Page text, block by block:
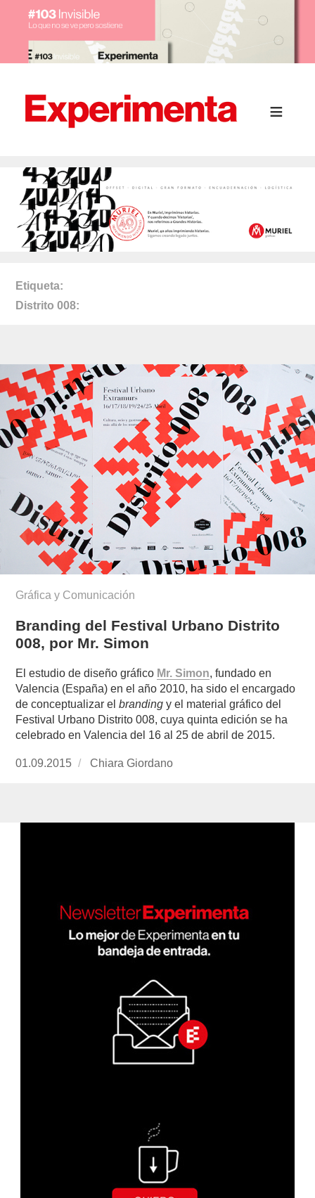
Etiqueta
Distrito 008
Gráfica y Comunicación
Branding del Festival Urbano Distrito
008, por Mr. Simon
El estudio de diseño gráfico Mr. Simon, fundado en
Valencia (España) en el año 2010, ha sido el encargado
de conceptualizar elbrandingy el material gráfico del
Festival Urbano Distrito 008, cuya quinta edición se ha
celebrado en Valencia del 16 al 25 de abril de 2015.
Publicado
01.09.2015
https://www.experimenta.es/author/chiara-
Chiara Giordano